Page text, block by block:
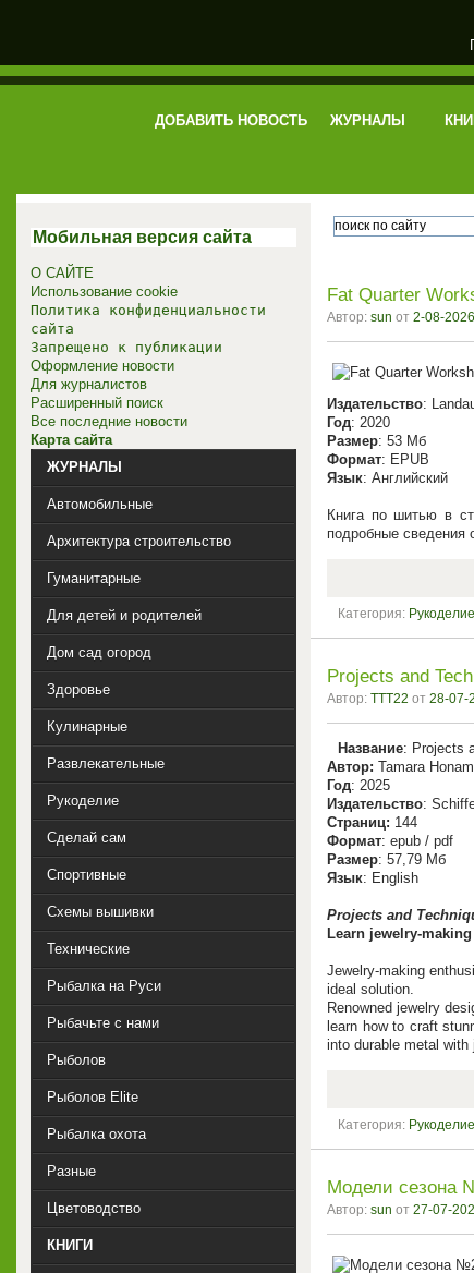
электронная библиотека
ДОБАВИТЬ НОВОСТЬ ЖУРНАЛЫ
Fat Quarter
Автор: sun от 2-08-
Издательство:
Год: 2020
Размер: 53 Мб
Формат: EPUB
Язык: Английский
Книга по шитью в
подробные сведения
Категория: Рукоделие
Projects and
Автор: TTT22 от 28-07-
Название: Projects
Автор: Tamara
Год: 2025
Издательство:
Cтраниц: 144
Формат: epub / pdf
Размер: 57,79 Мб
Язык: English
Projects and
Learn jewelry-
Jewelry-making
ideal solution.
Renowned jewelry
learn how to craft
into durable metal
Категория: Рукоделие
Модели сезона
Автор: sun от 27-07-
Мобильная версия сайта
О САЙТЕ
Использование cookie
Политика конфиденциальности
сайта
Запрещено к публикации
Оформление новости
Для журналистов
Расширенный поиск
Все последние новости
Карта сайта
ЖУРНАЛЫ
Автомобильные
Архитектура строительство
Гуманитарные
Для детей и родителей
Дом сад огород
Здоровье
Кулинарные
Развлекательные
Рукоделие
Сделай сам
Спортивные
Схемы вышивки
Технические
Рыбалка на Руси
Рыбачьте с нами
Рыболов
Рыболов Elite
Рыбалка охота
Разные
Цветоводство
КНИГИ